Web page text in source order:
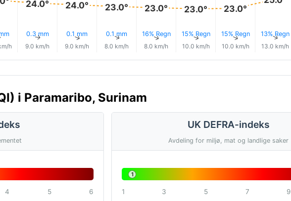
h
24.0°
0.3 mm
↑
9.0 km/h
24.0°
0.1 mm
↑
9.0 km/h
23.0°
0.1 mm
↑
8.0 km/h
23.0°
16% Regn
↑
8.0 km/h
23.0°
15% Regn
↑
10.0 km/h
23.0°
15% Regn
↑
10.0 km/h
13% Regn
↑
13.0 km/h
i Paramaribo, Surinam
4 5 6
UK DEFRA-indeks
Avdeling for miljø, mat og landlige saker
1
1 3 5 7 9